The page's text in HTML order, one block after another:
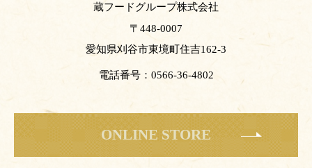
蔵フードグループ株式会社
〒448-0007
愛知県刈谷市東境町住吉162-3
電話番号：0566-36-4802
ONLINE STORE